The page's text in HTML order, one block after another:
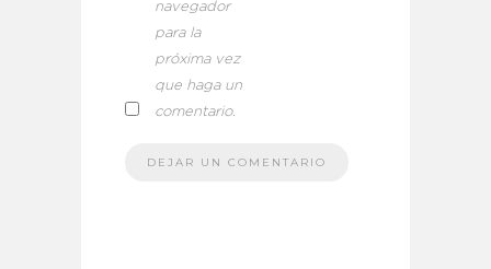
navegador
para la
próxima vez
que haga un
comentario.